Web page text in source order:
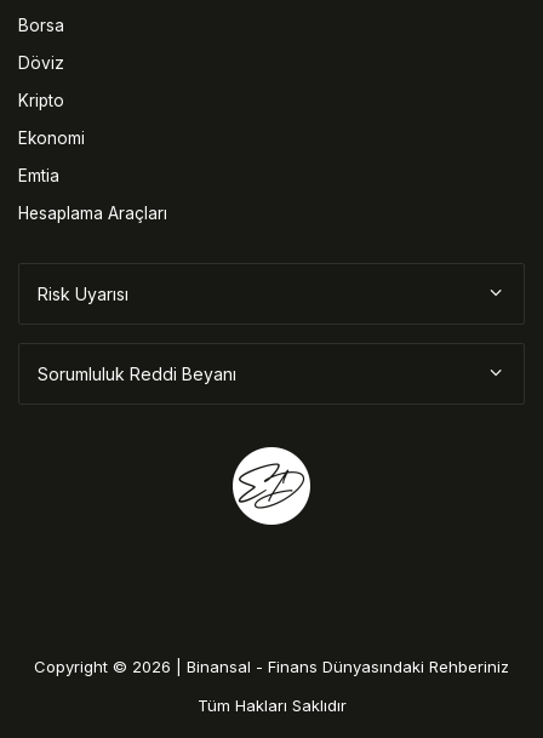
Borsa
Döviz
Kripto
Ekonomi
Emtia
Hesaplama Araçları
Risk Uyarısı
Sorumluluk Reddi Beyanı
Copyright © 2026 | Binansal - Finans Dünyasındaki Rehberiniz
Tüm Hakları Saklıdır